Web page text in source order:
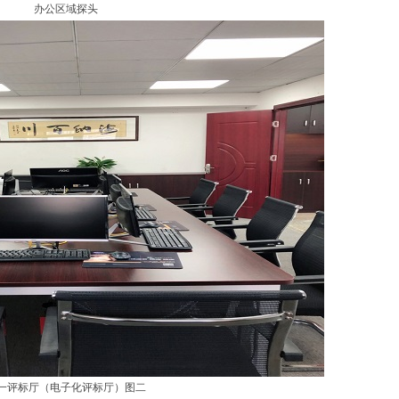
办公区域探头
评标厅（电子化评标厅）图二